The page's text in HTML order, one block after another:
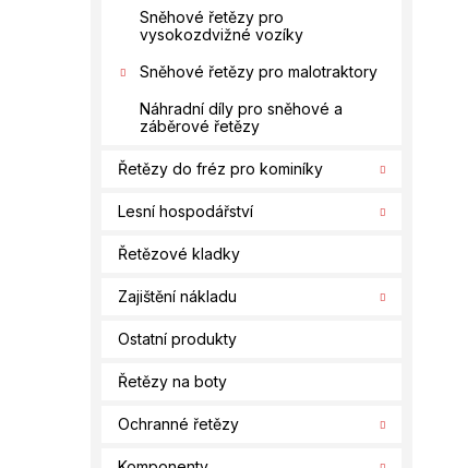
Sněhové řetězy pro
vysokozdvižné vozíky
Sněhové řetězy pro malotraktory
Náhradní díly pro sněhové a
záběrové řetězy
Řetězy do fréz pro kominíky
Lesní hospodářství
Řetězové kladky
Zajištění nákladu
Ostatní produkty
Řetězy na boty
Ochranné řetězy